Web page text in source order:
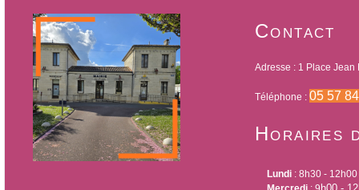
Contact
Adresse : 1 Place
Téléphone : 05 57
Horaires
Lundi : 8h30 -